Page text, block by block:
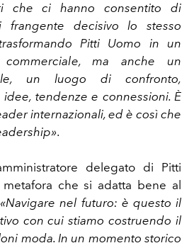
che ci hanno consentito di
frangente decisivo lo stesso
Pitti Uomo in un
ma anche un
un luogo di confronto,
tendenze e connessioni. È
internazionali, ed è così che
.
delegato di Pitti
che si adatta bene al
«Navigare nel futuro: è questo il
con cui stiamo costruendo il
moda. In un momento storico